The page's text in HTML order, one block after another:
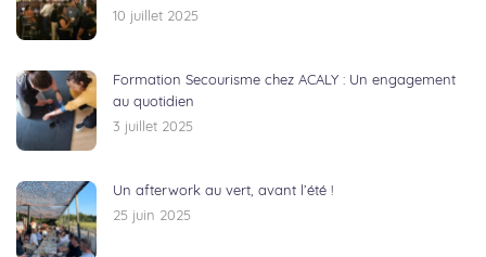
10 juillet 2025
Formation Secourisme chez ACALY : Un engagement
au quotidien
3 juillet 2025
Un afterwork au vert, avant l’été !
25 juin 2025